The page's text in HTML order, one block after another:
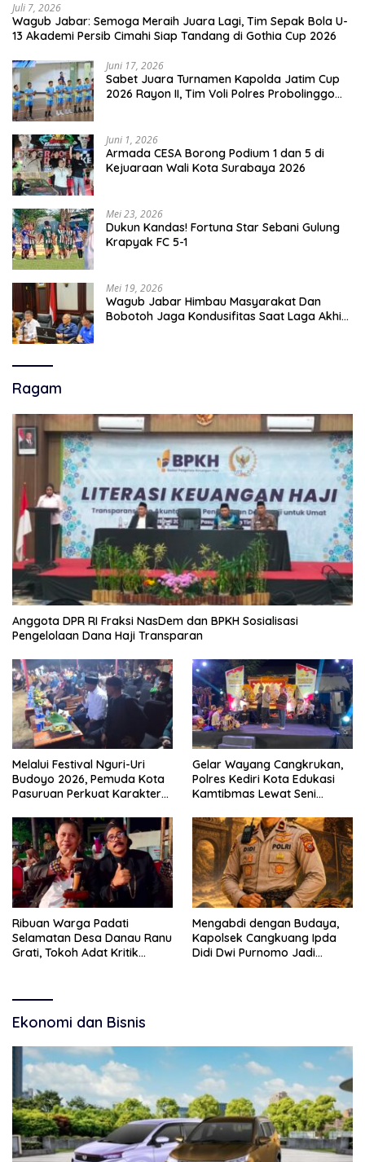
Juli 7, 2026
Wagub Jabar: Semoga Meraih Juara Lagi, Tim Sepak Bola U-
13 Akademi Persib Cimahi Siap Tandang di Gothia Cup 2026
Juni 17, 2026
Sabet Juara Turnamen Kapolda Jatim Cup
2026 Rayon II, Tim Voli Polres Probolinggo
Juni 1, 2026
Armada CESA Borong Podium 1 dan 5 di
Kejuaraan Wali Kota Surabaya 2026
Mei 23, 2026
Dukun Kandas! Fortuna Star Sebani Gulung
Krapyak FC 5-1
Mei 19, 2026
Wagub Jabar Himbau Masyarakat Dan
Bobotoh Jaga Kondusifitas Saat Laga Akhir
Ragam
Anggota DPR RI Fraksi NasDem dan BPKH Sosialisasi
Pengelolaan Dana Haji Transparan
Melalui Festival Nguri-Uri
Budoyo 2026, Pemuda Kota
Pasuruan Perkuat Karakter
Narkoba
Gelar Wayang Cangkrukan,
Polres Kediri Kota Edukasi
Kamtibmas Lewat Seni
Ribuan Warga Padati
Selamatan Desa Danau Ranu
Grati, Tokoh Adat Kritik
Mengabdi dengan Budaya,
Kapolsek Cangkuang Ipda
Didi Dwi Purnomo Jadi
Ekonomi dan Bisnis